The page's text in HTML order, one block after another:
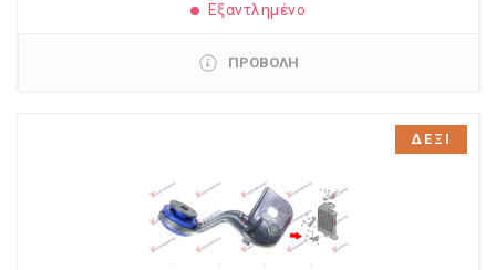
Εξαντλημένο
ΠΡΟΒΟΛΗ
ΔΕΞΙ